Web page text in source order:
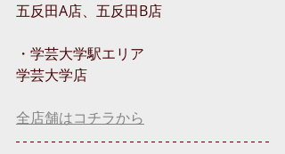
五反田A店、五反田B店
・学芸大学駅エリア
学芸大学店
全店舗はコチラから